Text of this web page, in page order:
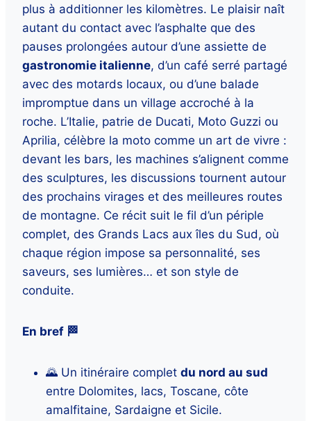
plus à additionner les kilomètres. Le plaisir naît
autant du contact avec l’asphalte que des
pauses prolongées autour d’une assiette de
gastronomie italienne, d’un café serré partagé
avec des motards locaux, ou d’une balade
impromptue dans un village accroché à la
roche. L’Italie, patrie de Ducati, Moto Guzzi ou
Aprilia, célèbre la moto comme un art de vivre :
devant les bars, les machines s’alignent comme
des sculptures, les discussions tournent autour
des prochains virages et des meilleures routes
de montagne. Ce récit suit le fil d’un périple
complet, des Grands Lacs aux îles du Sud, où
chaque région impose sa personnalité, ses
saveurs, ses lumières… et son style de
conduite.
En bref 🏁
🌄 Un itinéraire complet du nord au sud
entre Dolomites, lacs, Toscane, côte
amalfitaine, Sardaigne et Sicile.